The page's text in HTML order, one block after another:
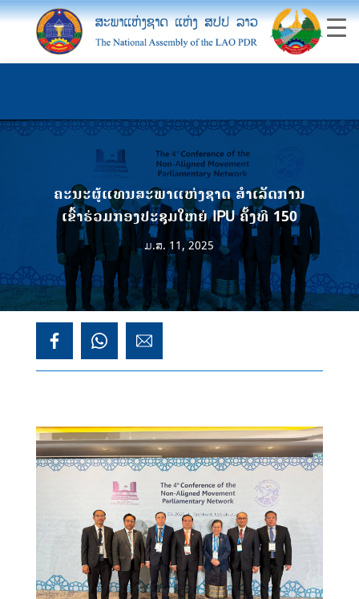
ຄະນະຜູ້ແທນສະພາແຫ່ງຊາດ ສຳເລັດການ
ເຂົ້າຮ່ວມກອງປະຊຸມໃຫຍ່ IPU ຄັ້ງທີ 150
ມ.ສ. 11, 2025